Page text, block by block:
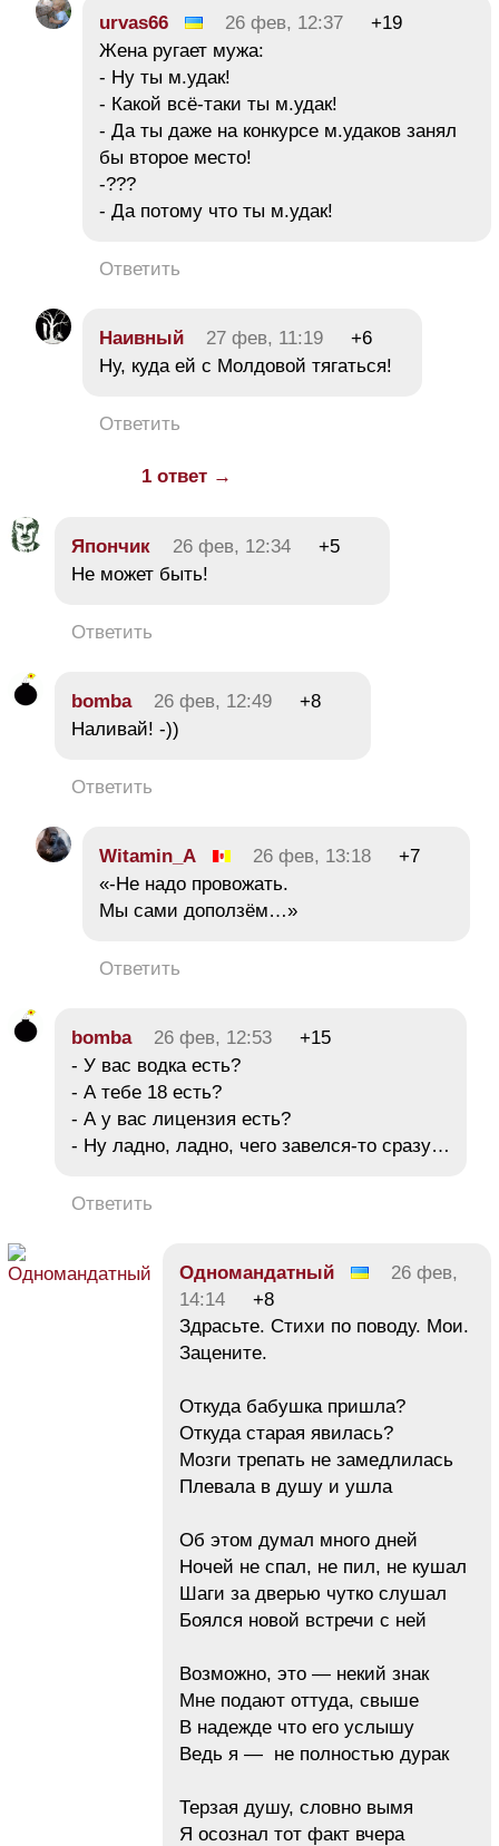
urvas66 26 фев, 12:37
+19
Жена ругает мужа:
- Ну ты м.удак!
- Какой всё-таки ты м.удак!
- Да ты даже на конкурсе м.удаков занял
бы второе место!
-???
- Да потому что ты м.удак!
Ответить
Наивный 27 фев, 11:19
+6
Ну, куда ей с Молдовой тягаться!
Ответить
1 ответ →
Япончик 26 фев, 12:34
+5
Не может быть!
Ответить
bomba 26 фев, 12:49
+8
Наливай! -))
Ответить
Witamin_A 26 фев, 13:18
+7
«-Не надо провожать.
Мы сами доползём…»
Ответить
bomba 26 фев, 12:53
+15
- У вас водка есть?
- А тебе 18 есть?
- А у вас лицензия есть?
- Ну ладно, ладно, чего завелся-то сразу…
Ответить
Одномандатный
26 фев,
14:14
+8
Здрасьте. Стихи по поводу. Мои.
Зацените.
Откуда бабушка пришла?
Откуда старая явилась?
Мозги трепать не замедлилась
Плевала в душу и ушла
Об этом думал много дней
Ночей не спал, не пил, не кушал
Шаги за дверью чутко слушал
Боялся новой встречи с ней
Возможно, это — некий знак
Мне подают оттуда, свыше
В надежде что его услышу
Ведь я — не полностью дурак
Терзая душу, словно вымя
Я осознал тот факт вчера